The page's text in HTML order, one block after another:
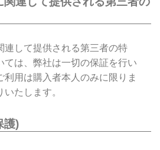
連して提供される第三者の特
ては、弊社は一切の保証を行い
利用は購入者本人のみに限りま
たします。
護)